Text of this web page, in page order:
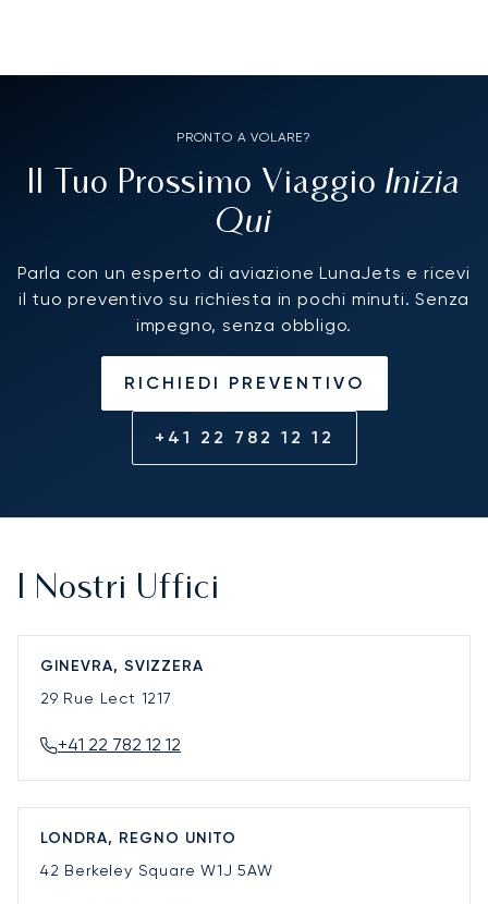
PRONTO A VOLARE?
Il Tuo Prossimo Viaggio Inizia
Qui
Parla con un esperto di aviazione LunaJets e ricevi
il tuo preventivo su richiesta in pochi minuti. Senza
impegno, senza obbligo.
RICHIEDI PREVENTIVO
+41 22 782 12 12
I Nostri Uffici
GINEVRA, SVIZZERA
29 Rue Lect 1217
+41 22 782 12 12
LONDRA, REGNO UNITO
42 Berkeley SquareW1J 5AW